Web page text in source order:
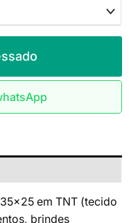
em TNT (tecido
brindes